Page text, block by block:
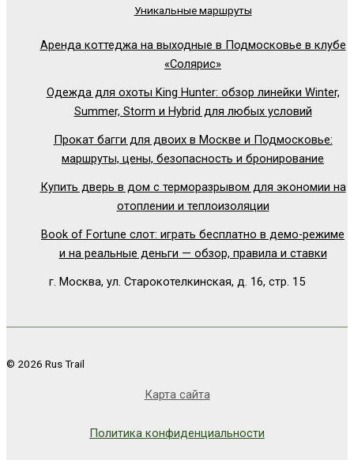
Уникальные маршруты
Аренда коттеджа на выходные в Подмосковье в клубе
«Солярис»
Одежда для охоты King Hunter: обзор линейки Winter,
Summer, Storm и Hybrid для любых условий
Прокат багги для двоих в Москве и Подмосковье:
маршруты, цены, безопасность и бронирование
Купить дверь в дом с терморазрывом для экономии на
отоплении и теплоизоляции
Book of Fortune слот: играть бесплатно в демо-режиме
и на реальные деньги — обзор, правила и ставки
г. Москва, ул. Старокотелкинская, д. 16, стр. 15
© 2026 Rus Trail
Карта сайта
Политика конфиденциальности